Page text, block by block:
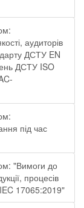
аудиторів
ДСТУ EN
ДСТУ ISO
під час
"Вимоги до
процесів
17065:2019"